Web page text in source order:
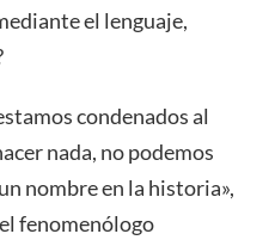
el lenguaje,
condenados al
nada, no podemos
nombre en la historia»,
fenomenólogo